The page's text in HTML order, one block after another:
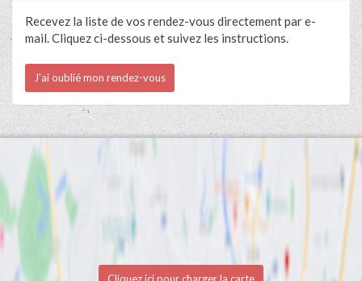
Recevez la liste de vos rendez-vous directement par e-
mail. Cliquez ci-dessous et suivez les instructions.
J'ai oublié mon rendez-vous